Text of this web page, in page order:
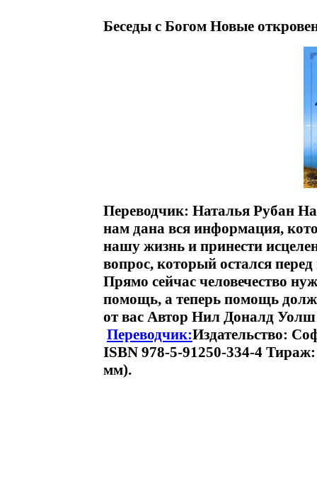
Беседы с Богом Новые
Переводчик: Наталья Рубан
нам дана вся информация,
нашу жизнь и принести
вопрос, который остался
Прямо сейчас человечество
помощь, а теперь помощь
от вас Автор Нил Доналд Уолш
Переводчик:Издательство:
ISBN 978-5-91250-334-4
мм).